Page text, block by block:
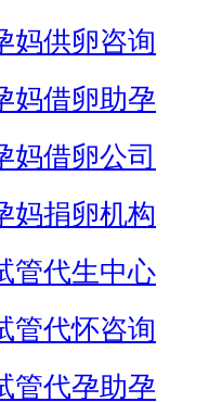
妈供卵咨询
妈借卵助孕
妈借卵公司
妈捐卵机构
管代生中心
管代怀咨询
管代孕助孕